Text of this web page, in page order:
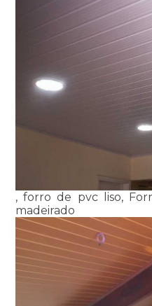
, forro de pvc liso,
madeirado